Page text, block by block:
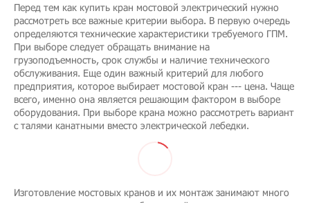
Перед тем как купить кран мостовой электрический нужно
рассмотреть все важные критерии выбора. В первую очередь
определяются технические характеристики требуемого ГПМ.
При выборе следует обращать внимание на
грузоподъемность, срок службы и наличие технического
обслуживания. Еще один важный критерий для любого
предприятия, которое выбирает мостовой кран --- цена. Чаще
всего, именно она является решающим фактором в выборе
оборудования. При выборе крана можно рассмотреть вариант
с талями канатными вместо электрической лебедки.
Изготовление мостовых кранов и их монтаж занимают много